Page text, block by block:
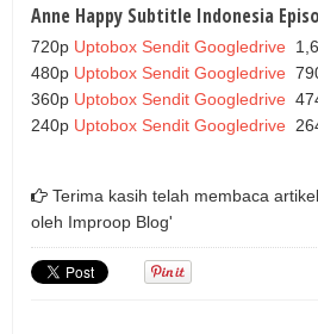
Anne Happy Subtitle Indonesia
720p Uptobox Sendit Googledrive
480p Uptobox Sendit Googledrive
360p Uptobox Sendit Googledrive
240p Uptobox Sendit Googledrive
Terima kasih telah membaca
oleh Improop Blog'